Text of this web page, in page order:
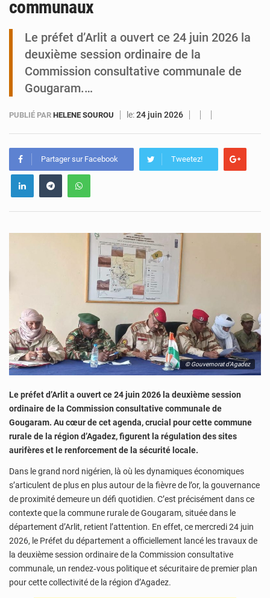
communaux
Le préfet d’Arlit a ouvert ce 24 juin 2026 la
deuxième session ordinaire de la
Commission consultative communale de
Gougaram.…
PUBLIÉ PAR HELENE SOUROU le:24 juin 2026
Partager sur Facebook Tweetez!
© Gouvernorat d'Agadez
Le préfet d’Arlit a ouvert ce 24 juin 2026 la deuxième session
ordinaire de la Commission consultative communale de
Gougaram. Au cœur de cet agenda, crucial pour cette commune
rurale de la région d’Agadez, figurent la régulation des sites
aurifères et le renforcement de la sécurité locale.
Dans le grand nord nigérien, là où les dynamiques économiques
s’articulent de plus en plus autour de la fièvre de l’or, la gouvernance
de proximité demeure un défi quotidien. C’est précisément dans ce
contexte que la commune rurale de Gougaram, située dans le
département d’Arlit, retient l’attention. En effet, ce mercredi 24 juin
2026, le Préfet du département a officiellement lancé les travaux de
la deuxième session ordinaire de la Commission consultative
communale, un rendez‑vous politique et sécuritaire de premier plan
pour cette collectivité de la région d’Agadez.